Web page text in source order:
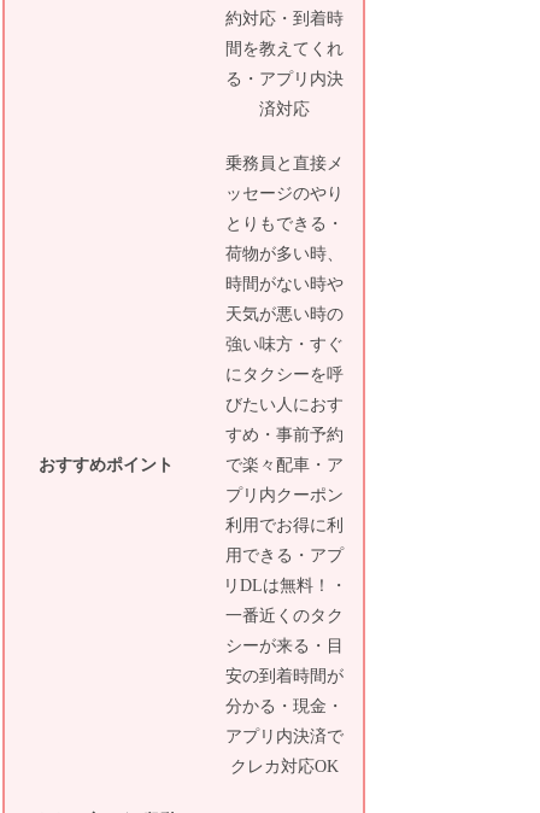
約対応・到着時
間を教えてくれ
る・アプリ内決
済対応
おすすめポイント
乗務員と直接メ
ッセージのやり
とりもできる・
荷物が多い時、
時間がない時や
天気が悪い時の
強い味方・すぐ
にタクシーを呼
びたい人におす
すめ・事前予約
で楽々配車・ア
プリ内クーポン
利用でお得に利
用できる・アプ
リDLは無料！・
一番近くのタク
シーが来る・目
安の到着時間が
分かる・現金・
アプリ内決済で
クレカ対応OK